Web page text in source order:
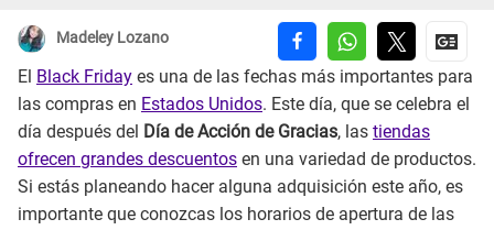
Madeley Lozano
El Black Friday es una de las fechas más importantes para
las compras en Estados Unidos. Este día, que se celebra el
día después del Día de Acción de Gracias, las tiendas
ofrecen grandes descuentos en una variedad de productos.
Si estás planeando hacer alguna adquisición este año, es
importante que conozcas los horarios de apertura de las